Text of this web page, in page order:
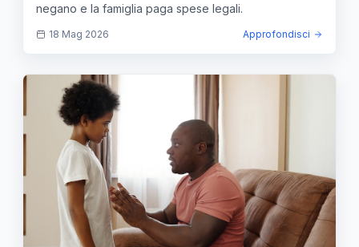
negano e la famiglia paga spese legali.
18 Mag 2026 Approfondisci